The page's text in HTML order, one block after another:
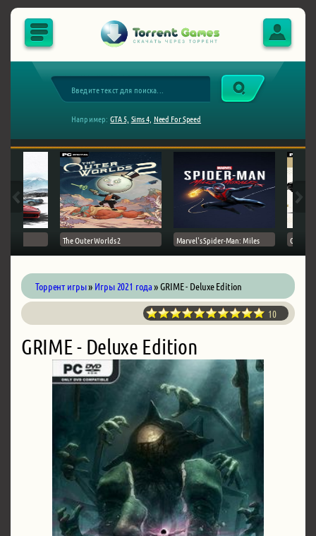
Например: GTA 5, Sims 4, Need For Speed
The Outer Worlds 2 Marvel's Spider-Man: Miles Ghost
Торрент игры» Игры 2021 года» GRIME - Deluxe Edition
10
GRIME - Deluxe Edition